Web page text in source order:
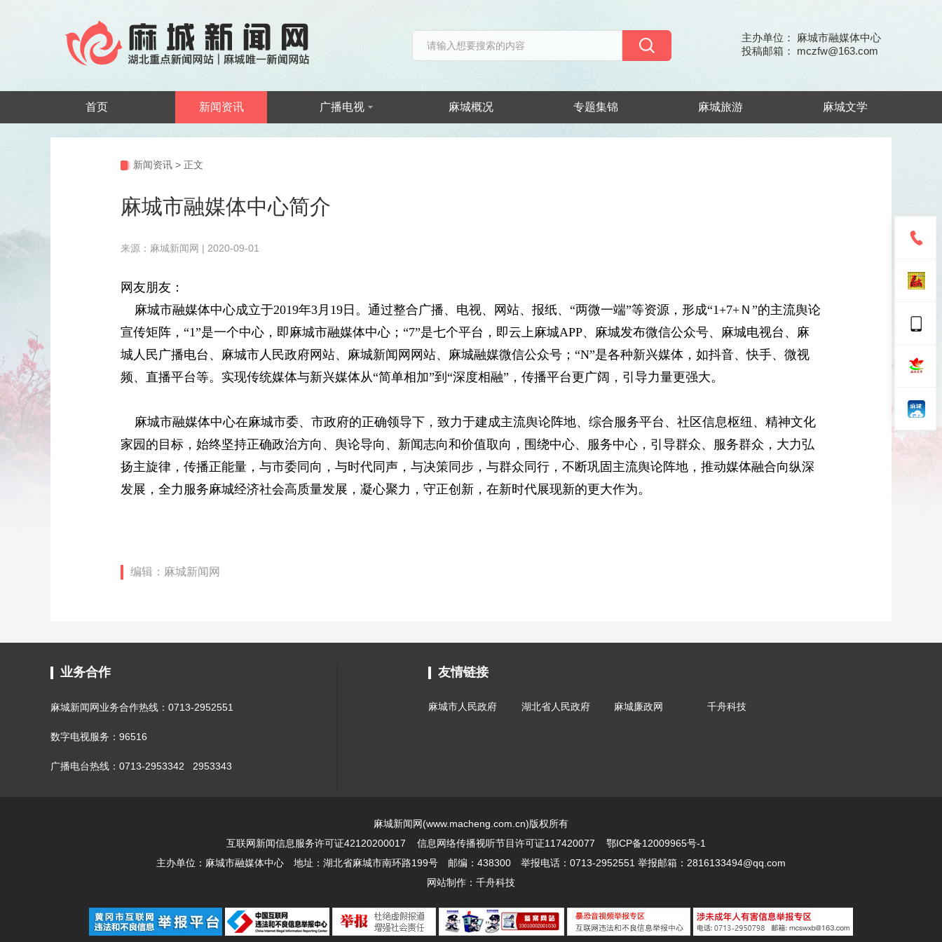
主办单位： 麻城市融媒体中心
投稿邮箱： mczfw@163.com
首页 新闻资讯 广播电视 麻城概况 专题集锦 麻城旅游 麻城文学
新闻资讯 > 正文
麻城市融媒体中心简介
来源：麻城新闻网 | 2020-09-01
网友朋友：
麻城市融媒体中心成立于2019年3月19日。通过整合广播、电视、网站、报纸、“两微一端”等资源，形成“1+7+Ｎ”的主流舆论
宣传矩阵，“1”是一个中心，即麻城市融媒体中心；“7”是七个平台，即云上麻城APP、麻城发布微信公众号、麻城电视台、麻
城人民广播电台、麻城市人民政府网站、麻城新闻网网站、麻城融媒微信公众号；“N”是各种新兴媒体，如抖音、快手、微视
频、直播平台等。实现传统媒体与新兴媒体从“简单相加”到“深度相融”，传播平台更广阔，引导力量更强大。
麻城市融媒体中心在麻城市委、市政府的正确领导下，致力于建成主流舆论阵地、综合服务平台、社区信息枢纽、精神文化
家园的目标，始终坚持正确政治方向、舆论导向、新闻志向和价值取向，围绕中心、服务中心，引导群众、服务群众，大力弘
扬主旋律，传播正能量，与市委同向，与时代同声，与决策同步，与群众同行，不断巩固主流舆论阵地，推动媒体融合向纵深
发展，全力服务麻城经济社会高质量发展，凝心聚力，守正创新，在新时代展现新的更大作为。
编辑：麻城新闻网
业务合作
麻城新闻网业务合作热线：0713-2952551
数字电视服务：96516
广播电台热线：0713-2953342 2953343
友情链接
麻城市人民政府 湖北省人民政府 麻城廉政网 千舟科技
麻城新闻网(www.macheng.com.cn)版权所有
互联网新闻信息服务许可证42120200017
信息网络传播视听节目许可证117420077
鄂ICP备12009965号-1
主办单位： 麻城市融媒体中心 地址：湖北省麻城市南环路199号 邮编：438300 举报电话：0713-2952551 举报邮箱：2816133494@qq.com
网站制作： 千舟科技